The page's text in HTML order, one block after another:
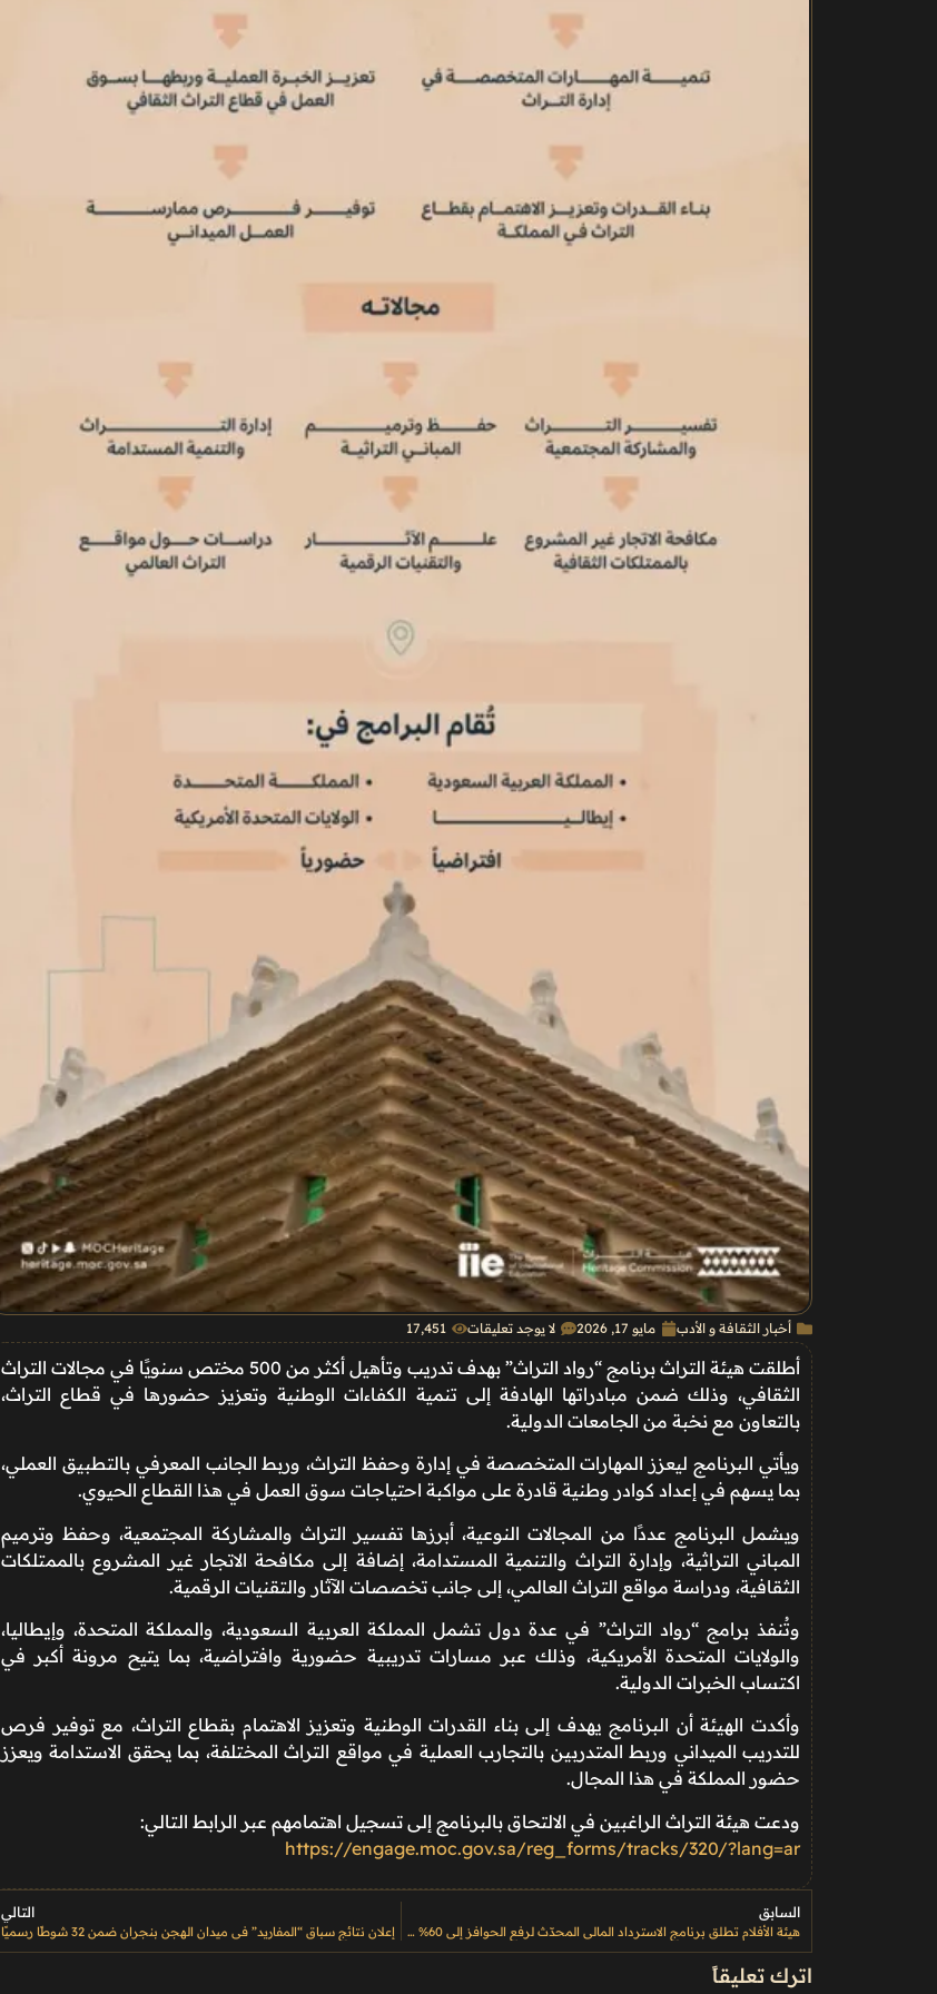
أخبار الثقافة و الأدب مايو 17, 2026 لا يوجد تعليقات 17٬451
أطلقت هيئة التراث برنامج “رواد التراث” بهدف تدريب وتأهيل أكثر من 500 مختص سنويًا في مجالات التراث
الثقافي، وذلك ضمن مبادراتها الهادفة إلى تنمية الكفاءات الوطنية وتعزيز حضورها في قطاع التراث،
بالتعاون مع نخبة من الجامعات الدولية.
ويأتي البرنامج ليعزز المهارات المتخصصة في إدارة وحفظ التراث، وربط الجانب المعرفي بالتطبيق العملي،
بما يسهم في إعداد كوادر وطنية قادرة على مواكبة احتياجات سوق العمل في هذا القطاع الحيوي.
ويشمل البرنامج عددًا من المجالات النوعية، أبرزها تفسير التراث والمشاركة المجتمعية، وحفظ وترميم
المباني التراثية، وإدارة التراث والتنمية المستدامة، إضافة إلى مكافحة الاتجار غير المشروع بالممتلكات
الثقافية، ودراسة مواقع التراث العالمي، إلى جانب تخصصات الآثار والتقنيات الرقمية.
وتُنفذ برامج “رواد التراث” في عدة دول تشمل المملكة العربية السعودية، والمملكة المتحدة، وإيطاليا،
والولايات المتحدة الأمريكية، وذلك عبر مسارات تدريبية حضورية وافتراضية، بما يتيح مرونة أكبر في
اكتساب الخبرات الدولية.
وأكدت الهيئة أن البرنامج يهدف إلى بناء القدرات الوطنية وتعزيز الاهتمام بقطاع التراث، مع توفير فرص
للتدريب الميداني وربط المتدربين بالتجارب العملية في مواقع التراث المختلفة، بما يحقق الاستدامة ويعزز
حضور المملكة في هذا المجال.
ودعت هيئة التراث الراغبين في الالتحاق بالبرنامج إلى تسجيل اهتمامهم عبر الرابط التالي:
https://engage.moc.gov.sa/reg_forms/tracks/320/?lang=ar
السابق
هيئة الأفلام تطلق برنامج الاسترداد المالي المحدّث لرفع الحوافز إلى 60% وتعزيز صناعة السينما في السعودية
التالي
إعلان نتائج سباق “المفاريد” في ميدان الهجن بنجران ضمن 32 شوطًا رسميًا
اترك تعليقاً